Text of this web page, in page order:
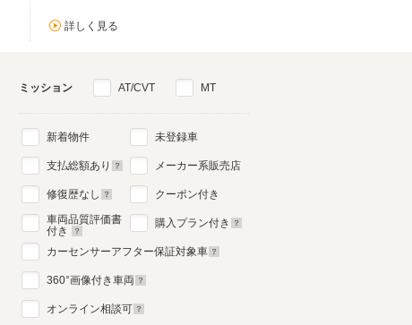
詳しく見る
ミッション AT/CVT MT
新着物件
支払総額あり
修復歴なし
車両品質評価書
付き
未登録車
メーカー系販売店
クーポン付き
購入プラン付き
カーセンサーアフター保証対象車
360°画像付き車両
オンライン相談可